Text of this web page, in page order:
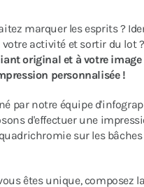
marquer les esprits ?
activité et sortir du lot
original et à votre image
personnalisée !
par notre équipe
d'effectuer une
sur les
êtes unique, composez